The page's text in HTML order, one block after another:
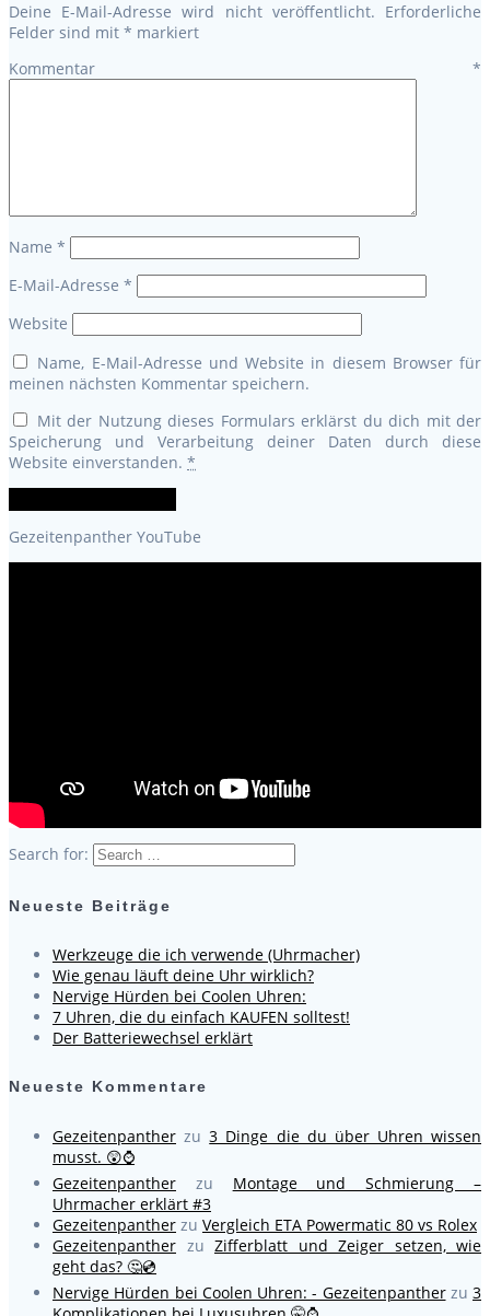
Deine E-Mail-Adresse wird nicht veröffentlicht. Erforderliche
Felder sind mit * markiert
Kommentar *
Name *
E-Mail-Adresse *
Website
Name, E-Mail-Adresse und Website in diesem Browser für
meinen nächsten Kommentar speichern.
Mit der Nutzung dieses Formulars erklärst du dich mit der
Speicherung und Verarbeitung deiner Daten durch diese
Website einverstanden. *
Gezeitenpanther YouTube
Search for:
Neueste Beiträge
Werkzeuge die ich verwende (Uhrmacher)
Wie genau läuft deine Uhr wirklich?
Nervige Hürden bei Coolen Uhren:
7 Uhren, die du einfach KAUFEN solltest!
Der Batteriewechsel erklärt
Neueste Kommentare
Gezeitenpanther zu3 Dinge die du über Uhren wissen
musst. 😲⌚
Gezeitenpanther zu Montage und Schmierung –
Uhrmacher erklärt #3
Gezeitenpanther zu Vergleich ETA Powermatic 80 vs Rolex
Gezeitenpanther zu Zifferblatt und Zeiger setzen, wie
geht das? 🤔💿
Nervige Hürden bei Coolen Uhren: - Gezeitenpantherzu 3